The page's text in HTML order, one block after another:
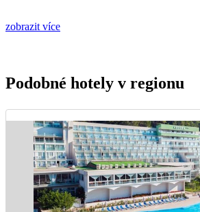
zobrazit více
Podobné hotely v regionu